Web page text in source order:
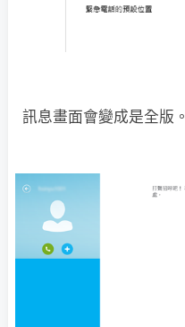
訊息畫面會變成是全版。